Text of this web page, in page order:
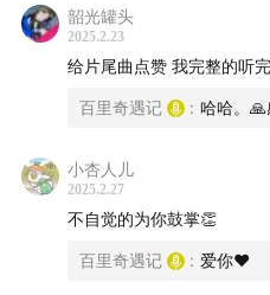
商务合作➕v：wlz06070728
【时间线】：
07:46 过年，大龄剩女不回家
韶光罐头
2025.2.23
给片尾曲点赞 我完整的听
百里奇遇记 : 哈哈。🙏
小杏人儿
2025.2.27
不自觉的为你鼓掌👏
百里奇遇记 : 爱你❤️